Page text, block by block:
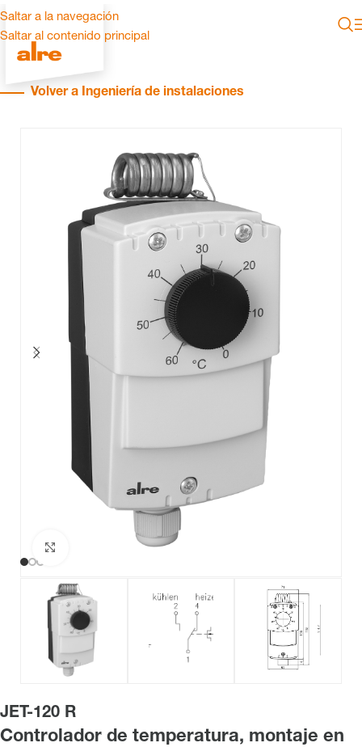
Saltar a la navegación
Saltar al contenido principal
Volver a Ingeniería de instalaciones
JET-120 R
Controlador de temperatura, montaje en
Haga clic para ampliar